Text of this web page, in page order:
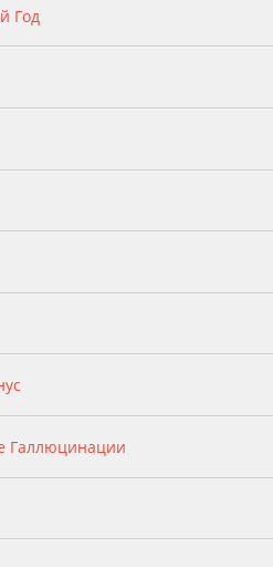
Год
Галлюцинации